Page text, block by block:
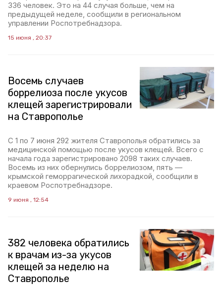
336 человек. Это на 44 случая больше, чем на
предыдущей неделе, сообщили в региональном
управлении Роспотребнадзора.
15 июня , 20:37
Восемь случаев
боррелиоза после укусов
клещей зарегистрировали
на Ставрополье
С 1 по 7 июня 292 жителя Ставрополья обратились за
медицинской помощью после укусов клещей. Всего с
начала года зарегистрировано 2098 таких случаев.
Восемь из них обернулись боррелиозом, пять —
крымской геморрагической лихорадкой, сообщили в
краевом Роспотребнадзоре.
9 июня , 12:54
382 человека обратились
к врачам из-за укусов
клещей за неделю на
Ставрополье